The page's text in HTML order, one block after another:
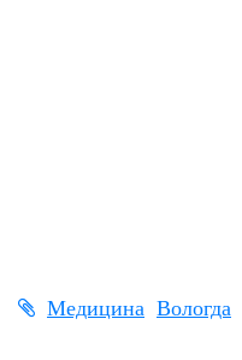
Медицина Вологда